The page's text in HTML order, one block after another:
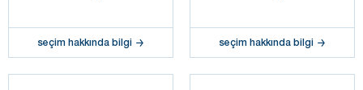
seçim hakkında bilgi seçim hakkında bilgi